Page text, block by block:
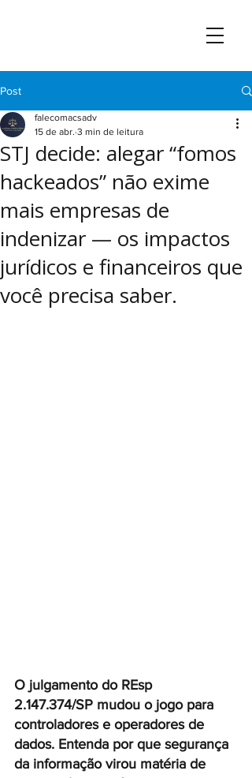
Post
STJ decide: alegar “fomos
hackeados” não exime
mais empresas de
indenizar — os impactos
jurídicos e financeiros que
você precisa saber.
falecomacsadv
15 de abr. 3 min de leitura
O julgamento do REsp
2.147.374/SP mudou o jogo para
controladores e operadores de
dados. Entenda por que segurança
da informação virou matéria de